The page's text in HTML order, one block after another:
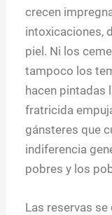
crecen
intoxicaciones,
piel. Ni los
tampoco los
hacen pintadas
fratricida
gánsteres que
indiferencia
pobres y los
Las reservas